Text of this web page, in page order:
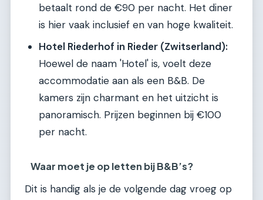
betaalt rond de €90 per nacht. Het diner
is hier vaak inclusief en van hoge kwaliteit.
Hotel Riederhof in Rieder (Zwitserland):
Hoewel de naam 'Hotel' is, voelt deze
accommodatie aan als een B&B. De
kamers zijn charmant en het uitzicht is
panoramisch. Prijzen beginnen bij €100
per nacht.
Waar moet je op letten bij B&B’s?
Dit is handig als je de volgende dag vroeg op